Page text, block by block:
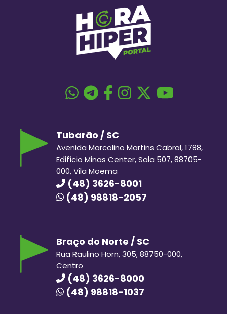
Tubarão / SC
Avenida Marcolino Martins Cabral, 1788,
Edifício Minas Center, Sala 507, 88705-
000, Vila Moema
(48) 3626-8001
(48) 98818-2057
Braço do Norte / SC
Rua Raulino Horn, 305, 88750-000,
Centro
(48) 3626-8000
(48) 98818-1037